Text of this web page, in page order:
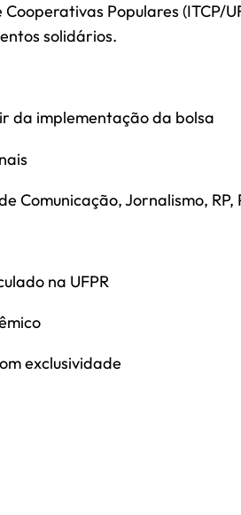
Populares (ITCP/
solidários.
da implementação da bolsa
Comunicação, Jornalismo, RP,
na UFPR
exclusividade